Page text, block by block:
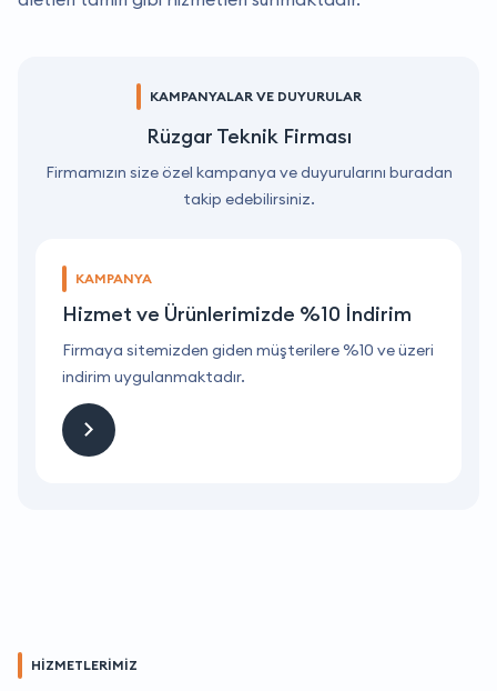
KAMPANYALAR VE DUYURULAR
Rüzgar Teknik Firması
Firmamızın size özel kampanya ve duyurularını buradan
takip edebilirsiniz.
KAMPANYA
Hizmet ve Ürünlerimizde %10 İndirim
Firmaya sitemizden giden müşterilere %10 ve üzeri
indirim uygulanmaktadır.
HİZMETLERİMİZ